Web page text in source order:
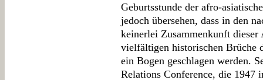
Geburtsstunde der afro-
jedoch übersehen, dass in den
keinerlei Zusammenkunft
vielfältigen historischen Brüche
ein Bogen geschlagen werden.
Relations Conference, die 1947